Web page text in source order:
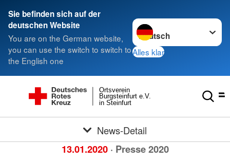
Sie befinden sich auf der
deutschen Website
You are on the German website,
you can use the switch to switch to
the English one
Sprache wechseln zu
Alles klar
in Steinfurt
Burgsteinfurt e.V.
Ortsverein
News-Detail
13.01.2020 · Presse 2020